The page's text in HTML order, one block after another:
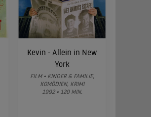
Kevin - Allein in New
York
FILM • KINDER & FAMILIE,
KOMÖDIEN, KRIMI
1992 • 120 MIN.